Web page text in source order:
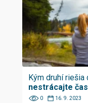
Kým druhí riešia
nestrácajte
0 16. 9. 2023